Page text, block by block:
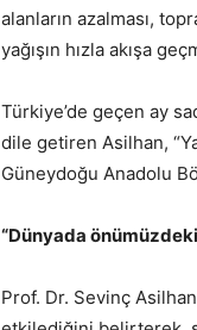
alanların azalması,
yağışın hızla akışa
Türkiye’de geçen ay
dile getiren Asilhan,
Güneydoğu Anadolu
“Dünyada
Prof. Dr. Sevinç